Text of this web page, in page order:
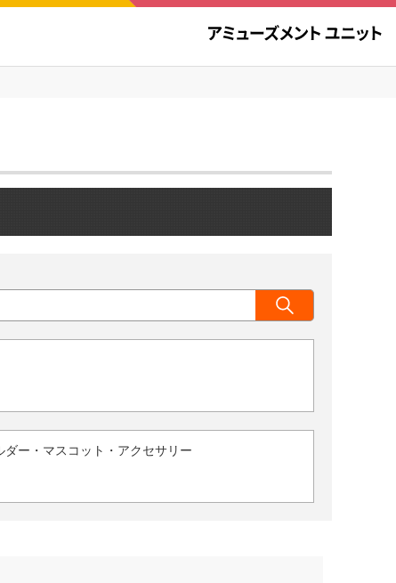
ダー・マスコット・アクセサリー